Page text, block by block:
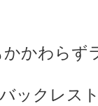
らずラゲ
クレス